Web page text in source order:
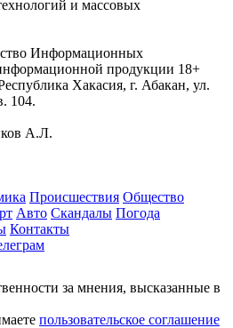
и массовых
Информационных
продукции 18+
Хакасия, г. Абакан, ул.
104.
А.Л.
Происшествия Общество
Авто Скандалы Погода
Контакты
за мнения, высказанные в
пользовательское соглашение